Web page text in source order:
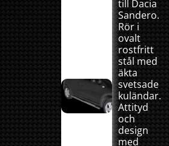
till Dacia
Sandero.
Rör i
ovalt
rostfritt
stål med
äkta
svetsade
kuländar.
Attityd
och
design
med